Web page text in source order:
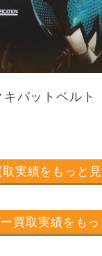
バットベルト
実績をもっと
買取実績をもっ